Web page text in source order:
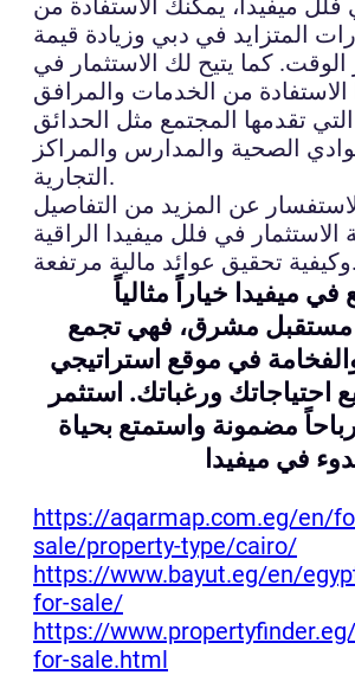
ميفيدا، يمكنك الاستفادة من
المتزايد في دبي وزيادة قيمة
الوقت. كما يتيح لك الاستثمار في
الاستفادة من الخدمات والمرافق
التي تقدمها المجتمع مثل الحدائق
الصحية والمدارس والمراكز
التجارية.
عن المزيد من التفاصيل
الاستثمار في فلل ميفيدا الراقية
وكيفية تحقيق عوائد مالية مرتفعة.
في ميفيدا خياراً مثالياً
مستقبل مشرق، فهي تجمع
في موقع استراتيجي
ورغباتك. استثمر
مضمونة واستمتع بحياة
https://aqarmap.com.eg/en/
sale/property-type/cairo/
https://www.bayut.eg/en/
for-sale/
https://
for-sale.html